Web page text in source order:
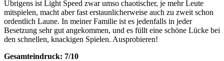
Übrigens ist Light Speed zwar umso chaotischer, je mehr Leute
mitspielen, macht aber fast erstaunlicherweise auch zu zweit schon
ordentlich Laune. In meiner Familie ist es jedenfalls in jeder
Besetzung sehr gut angekommen, und es füllt eine schöne Lücke bei
den schnellen, knackigen Spielen. Ausprobieren!
Gesamteindruck: 7/10